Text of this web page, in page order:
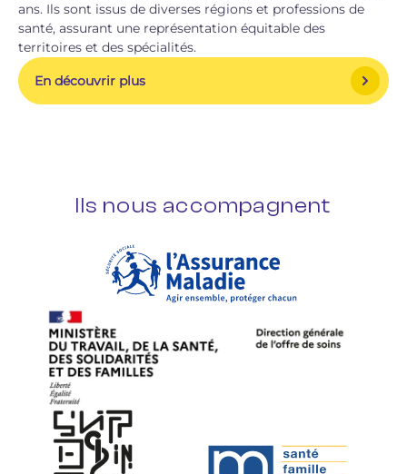
ans. Ils sont issus de diverses régions et professions de
santé, assurant une représentation équitable des
territoires et des spécialités.
En découvrir plus
Ils nous accompagnent